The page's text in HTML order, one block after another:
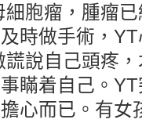
胞瘤，腫瘤
時做手術，
說自己頭疼
瞞着自己。
心而已。有女